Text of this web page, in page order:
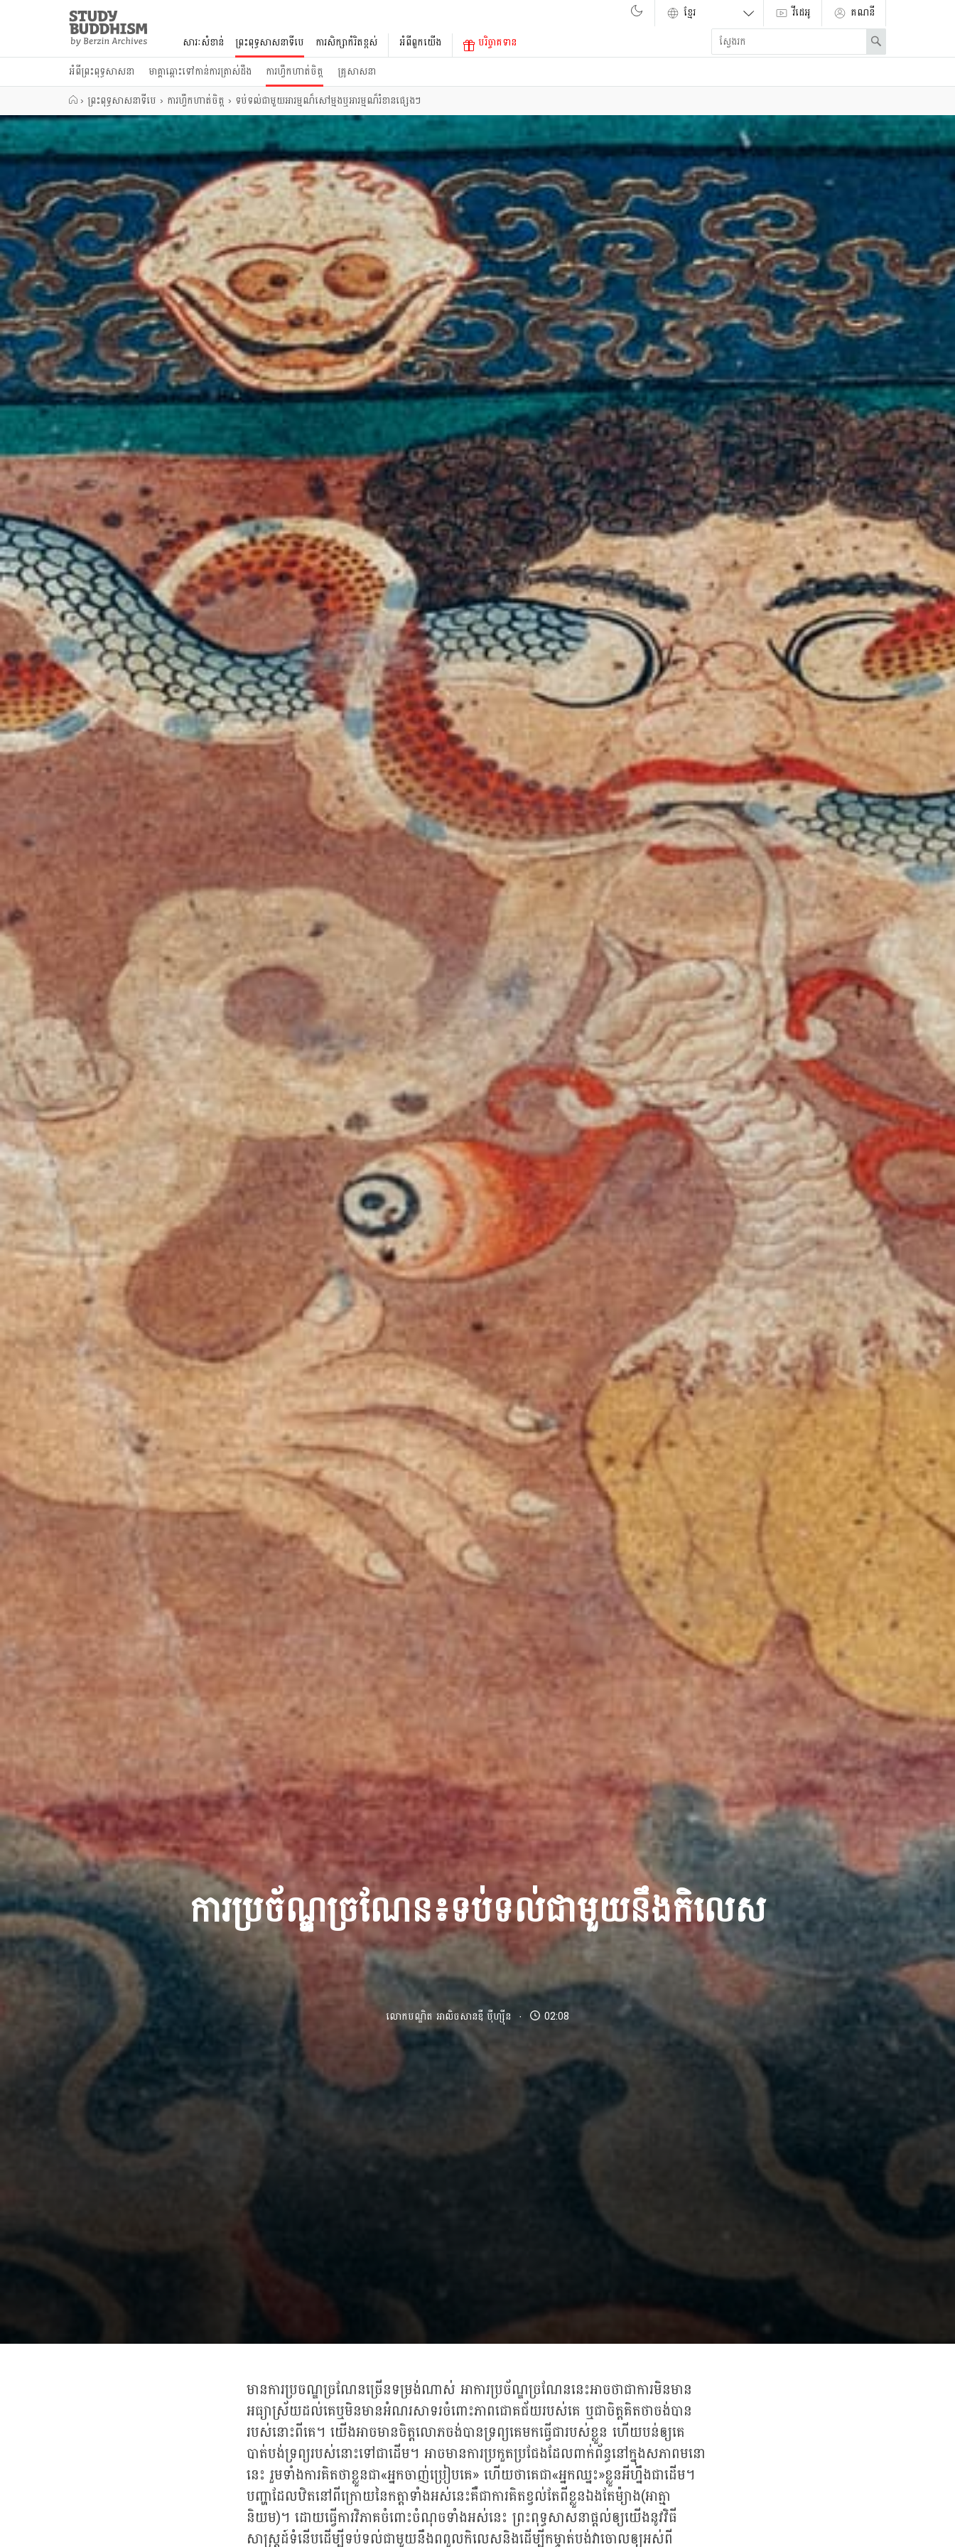
Study
Buddhism
Home
សារៈសំខាន់
ព្រះពុទ្ធសាសនាទីបេ
អំពីព្រះពុទ្ធសាសនា
មាគ្គាឆ្ពោះទៅកាន់ការត្រាស់ដឹង ការហ្វឹកហាត់ចិត្ត គ្រូសាសនា
ការសិក្សាកំរិតខ្ពស់ អំពីពួកយើង បរិច្ចាគទាន
វីដេអូ
គណនី
Enter
search
term
Search
› ព្រះពុទ្ធសាសនាទីបេ › ការហ្វឹកហាត់ចិត្ត › ទប់ទល់ជាមួយអារម្មណ៏សៅម្មងឬអារម្មណ៏រំខានផ្សេងៗ
ការប្រច័ណ្ឌច្រណែន៖ទប់ទល់ជាមួយនឹងកិលេស
លោកបណ្ឌិត អាលិចសានឌឺ បុឺហ្សុីន 02:08
មានការប្រចណ្ឌច្រណែនច្រើនទម្រង់ណាស់ អាការប្រច័ណ្ឌច្រណែននេះអាចថាជាការមិនមាន
អធ្យាស្រ័យដល់គេឬមិនមានអំណរសាទរចំពោះភាពជោគជ័យរបស់គេ ឬជាចិត្តគិតថាចង់បាន
របស់នោះពីគេ។ យើងអាចមានចិត្តលោភចង់បានទ្រព្យគេមកធ្វើជារបស់ខ្លួន ហើយបន់ឲ្យគេ
បាត់បង់ទ្រព្យរបស់នោះទៅជាដើម។ អាចមានការប្រកួតប្រជែងដែលពាក់ព័ន្ធនៅក្នុងសភាពមនោ
នេះ រួមទាំងការគិតថាខ្លួនជា«អ្នកចាញ់ប្រៀបគេ» ហើយថាគេជា«អ្នកឈ្នះ»ខ្លួនអីហ្នឹងជាដើម។
បញ្ហាដែលឋិតនៅពីក្រោយនៃកត្តាទាំងអស់នេះគឺជាការគិតខ្វល់តែពីខ្លួនឯងតែម៉្យាង(អាត្មា
និយម)។ ដោយធ្វើការវិភាគចំពោះចំណុចទាំងអស់នេះ ព្រះពុទ្ធសាសនាផ្តល់ឲ្យយើងនូវវិធី
សាស្រ្តដ៍ទំនើបដើម្បីទប់ទល់ជាមួយនឹងពពួលកិលេសនិងដើម្បីកម្ចាត់បង់វាចោលឲ្យអស់ពី